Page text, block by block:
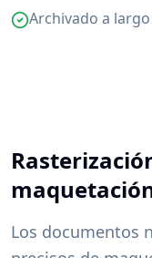
Archivado a
Los documentos